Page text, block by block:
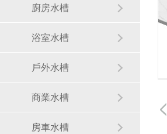
廚房水槽
浴室水槽
戶外水槽
商業水槽
房車水槽